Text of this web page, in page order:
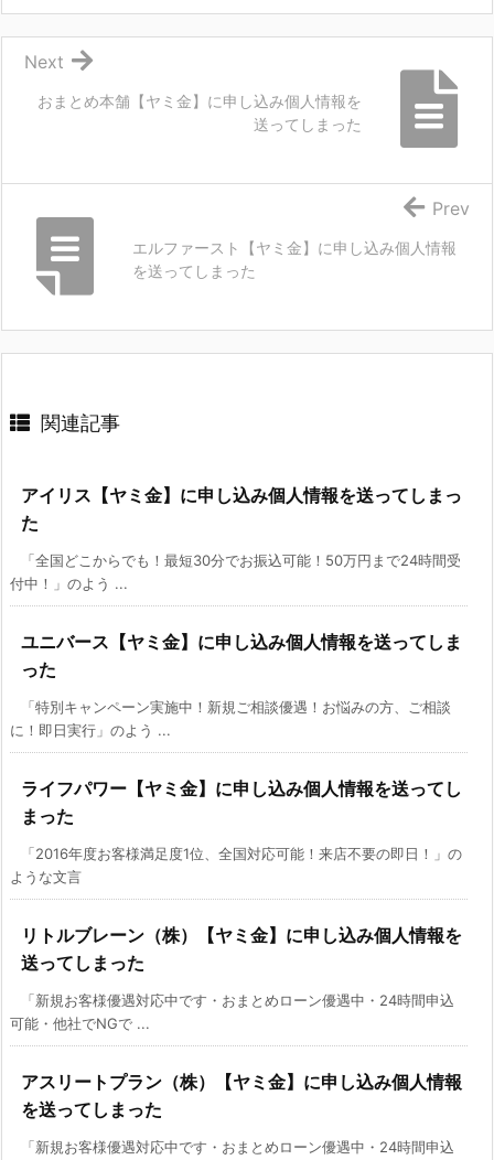
おまとめ本舗【ヤミ金】に申し込み個人情報を
送ってしまった
Next
エルファースト【ヤミ金】に申し込み個人情報
を送ってしまった
Prev
関連記事
アイリス【ヤミ金】に申し込み個人情報を送ってしまっ
た
「全国どこからでも！最短30分でお振込可能！50万円まで24時間受
付中！」のよう ...
ユニバース【ヤミ金】に申し込み個人情報を送ってしま
った
「特別キャンペーン実施中！新規ご相談優遇！お悩みの方、ご相談
に！即日実行」のよう ...
ライフパワー【ヤミ金】に申し込み個人情報を送ってし
まった
「2016年度お客様満足度1位、全国対応可能！来店不要の即日！」の
ような文言
リトルブレーン（株）【ヤミ金】に申し込み個人情報を
送ってしまった
「新規お客様優遇対応中です・おまとめローン優遇中・24時間申込
可能・他社でNGで ...
アスリートプラン（株）【ヤミ金】に申し込み個人情報
を送ってしまった
「新規お客様優遇対応中です・おまとめローン優遇中・24時間申込